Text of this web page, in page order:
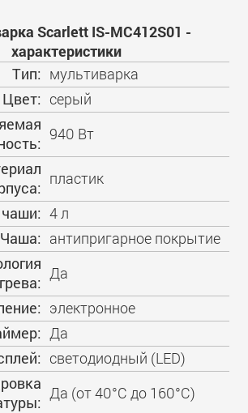
Scarlett IS-MC412S01 -
характеристики
Тип: мультиварка
Цвет: серый
940 Вт
пластик
4 л
Чаша: антипригарное покрытие
Да
электронное
Да
светодиодный (LED)
Да (от 40°С до 160°С)